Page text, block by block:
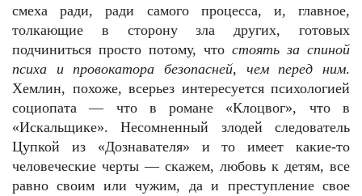
смеха ради, ради самого процесса, и, главное,
толкающие в сторону зла других, готовых
подчиниться просто потому, что стоять за спиной
психа и провокатора безопасней, чем перед ним.
Хемлин, похоже, всерьез интересуется психологией
социопата — что в романе «Клоцвог», что в
«Искальщике». Несомненный злодей следователь
Цупкой из «Дознавателя» и то имеет какие-то
человеческие черты — скажем, любовь к детям, все
равно своим или чужим, да и преступление свое